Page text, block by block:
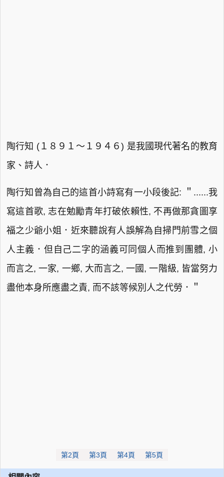
陶行知 (１８９１～１９４６) 是我國現代著名的教育
家、詩人．
陶行知曾為自己的這首小詩寫有一小段後記: ＂......我
寫這首歌, 志在勉勵青年打破依賴性, 不再做那貪圖享
福之少爺小姐．近來聽說有人誤解為自掃門前雪之個
人主義．但自己二字的涵義可同個人而推到團體, 小
而言之, 一家, 一鄉, 大而言之, 一國, 一階級, 皆當努力
盡他本身所應盡之責, 而不該等候別人之代勞．＂
第2頁 第3頁 第4頁 第5頁